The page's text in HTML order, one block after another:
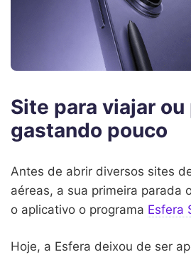
Site para viajar
gastando pouco
Antes de abrir diversos sites
aéreas, a sua primeira parada
o aplicativo o programa Esfera
Hoje, a Esfera deixou de ser